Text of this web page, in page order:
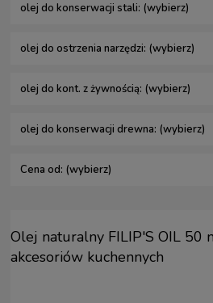
olej do konserwacji stali: (wybierz)
olej do ostrzenia narzędzi: (wybierz)
olej do kont. z żywnością: (wybierz)
olej do konserwacji drewna: (wybierz)
Cena od: (wybierz)
Olej naturalny FILIP'S OIL 50
akcesoriów kuchennych